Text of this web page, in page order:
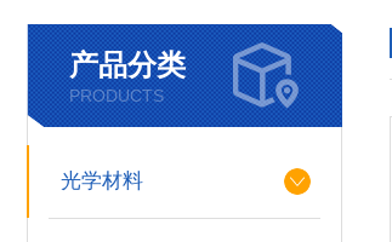
产品分类
PRODUCTS
光学材料